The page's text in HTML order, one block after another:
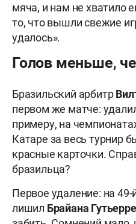
мяча, и нам не хватило
то, что вышли свежие
удалось».
Голов меньше,
Бразильский арбитр
первом же матче:
примеру, на
Катаре за весь турнир
красные карточки.
бразильца?
Первое удаление: на 49-
лишил Брайана